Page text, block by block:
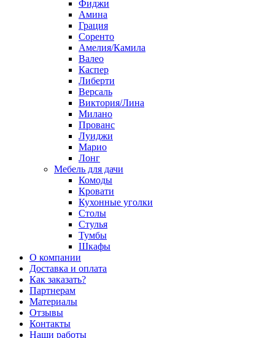
Фиджи
Амина
Грация
Соренто
Амелия/Камила
Валео
Каспер
Либерти
Версаль
Виктория/Лина
Милано
Прованс
Луиджи
Марио
Лонг
Мебель для дачи
Комоды
Кровати
Кухонные уголки
Столы
Стулья
Тумбы
Шкафы
О компании
Доставка и оплата
Как заказать?
Партнерам
Материалы
Отзывы
Контакты
Наши работы